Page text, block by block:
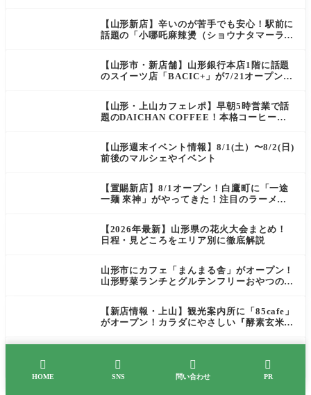
【山形新店】辛いのが苦手でも安心！駅前に
話題の「小哪吒麻辣燙（ショウナタマーラー
【山形市・新店舗】山形銀行本店1階に話題
のスイーツ店「BACIC+」が7/21オープン！
【山形・上山カフェレポ】早朝5時営業で話
題のDAICHAN COFFEE！本格コーヒーを
【山形週末イベント情報】8/1(土）〜8/2(日)
前後のマルシェやイベント
【置賜新店】8/1オープン！白鷹町に「一途
一麺 來神」がやってきた！注目のラーメン
【2026年最新】山形県の花火大会まとめ！
日程・見どころをエリア別に徹底解説
山形市にカフェ「まんまる舎」がオープン！
山形野菜ランチとグルテンフリーおやつの新
【新店情報・上山】観光案内所に「85cafe」
がオープン！カラダにやさしい『酵素玄米お
ON」オープン！職人が創る空間で味わう
「冷たい鶏らーめん」を実食レポ

HOME

SNS

問い合わせ

PR